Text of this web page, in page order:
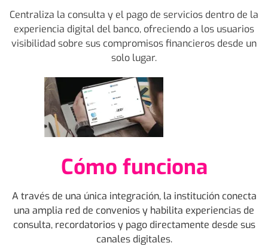
Centraliza la consulta y el pago de servicios dentro de la
experiencia digital del banco, ofreciendo a los usuarios
visibilidad sobre sus compromisos financieros desde un
solo lugar.
Cómo funciona
A través de una única integración, la institución conecta
una amplia red de convenios y habilita experiencias de
consulta, recordatorios y pago directamente desde sus
canales digitales.